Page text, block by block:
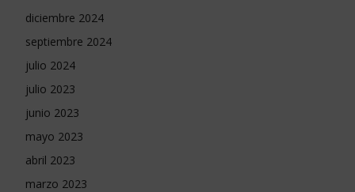
diciembre 2024
septiembre 2024
julio 2024
julio 2023
junio 2023
mayo 2023
abril 2023
marzo 2023